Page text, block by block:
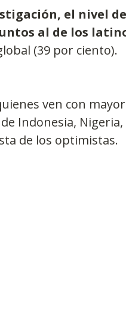
el nivel
al de los
(39 por ciento).
ven con
Indonesia,
de los optimistas.